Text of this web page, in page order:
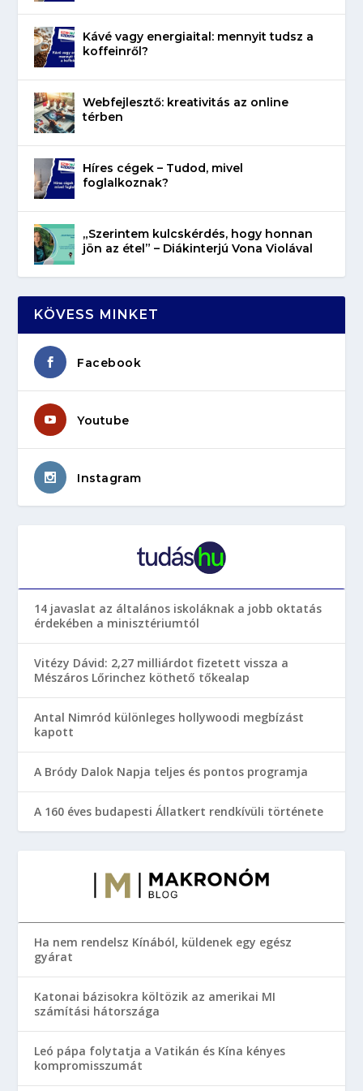
Kávé vagy energiaital: mennyit tudsz a
koffeinről?
Webfejlesztő: kreativitás az online
térben
Híres cégek – Tudod, mivel
foglalkoznak?
„Szerintem kulcskérdés, hogy honnan
jön az étel” – Diákinterjú Vona Violával
KÖVESS MINKET
Facebook
Youtube
Instagram
14 javaslat az általános iskoláknak a jobb oktatás
érdekében a minisztériumtól
Vitézy Dávid: 2,27 milliárdot fizetett vissza a
Mészáros Lőrinchez köthető tőkealap
Antal Nimród különleges hollywoodi megbízást
kapott
A Bródy Dalok Napja teljes és pontos programja
A 160 éves budapesti Állatkert rendkívüli története
Ha nem rendelsz Kínából, küldenek egy egész
gyárat
Katonai bázisokra költözik az amerikai MI
számítási hátországa
Leó pápa folytatja a Vatikán és Kína kényes
kompromisszumát